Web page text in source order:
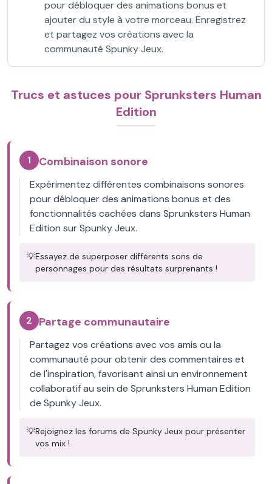
pour débloquer des animations bonus et
ajouter du style à votre morceau. Enregistrez
et partagez vos créations avec la
communauté Spunky Jeux.
Trucs et astuces pour Sprunksters Human
Edition
1 Combinaison sonore
Expérimentez différentes combinaisons sonores
pour débloquer des animations bonus et des
fonctionnalités cachées dans Sprunksters Human
Edition sur Spunky Jeux.
💡Essayez de superposer différents sons de
personnages pour des résultats surprenants !
2 Partage communautaire
Partagez vos créations avec vos amis ou la
communauté pour obtenir des commentaires et
de l'inspiration, favorisant ainsi un environnement
collaboratif au sein de Sprunksters Human Edition
de Spunky Jeux.
💡Rejoignez les forums de Spunky Jeux pour présenter
vos mix !